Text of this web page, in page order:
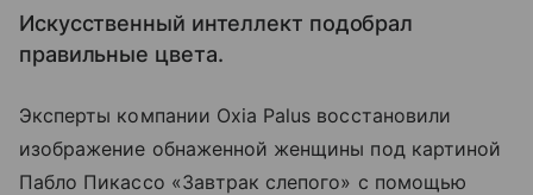
Искусственный интеллект подобрал
правильные цвета.
Эксперты компании Oxia Palus восстановили
изображение обнаженной женщины под картиной
Пабло Пикассо «Завтрак слепого» с помощью